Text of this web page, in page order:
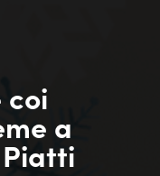
coi
a